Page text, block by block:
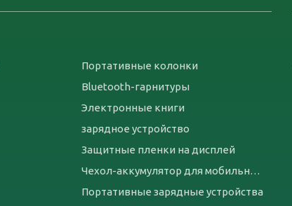
Портативные колонки
Bluetooth-гарнитуры
Электронные книги
зарядное устройство
Защитные пленки на дисплей
Чехол-аккумулятор для мобильных телефонов
Портативные зарядные устройства